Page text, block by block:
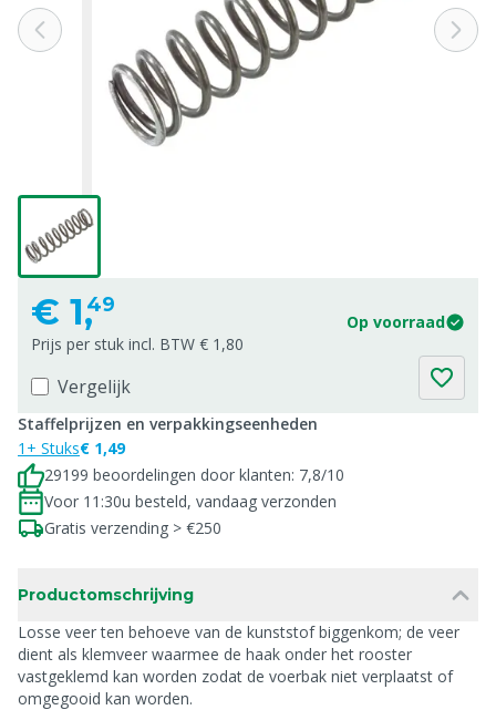
€ 1,49
Op voorraad
Prijs per stuk incl. BTW € 1,80
Vergelijk
Staffelprijzen en verpakkingseenheden
1+ Stuks€ 1,49
29199 beoordelingen door klanten: 7,8/10
Voor 11:30u besteld, vandaag verzonden
Gratis verzending > €250
Productomschrijving
Losse veer ten behoeve van de kunststof biggenkom; de veer
dient als klemveer waarmee de haak onder het rooster
vastgeklemd kan worden zodat de voerbak niet verplaatst of
omgegooid kan worden.